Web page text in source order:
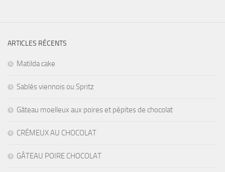
ARTICLES RÉCENTS
Matilda cake
Sablés viennois ou Spritz
Gâteau moelleux aux poires et pépites de chocolat
CRÉMEUX AU CHOCOLAT
GÂTEAU POIRE CHOCOLAT